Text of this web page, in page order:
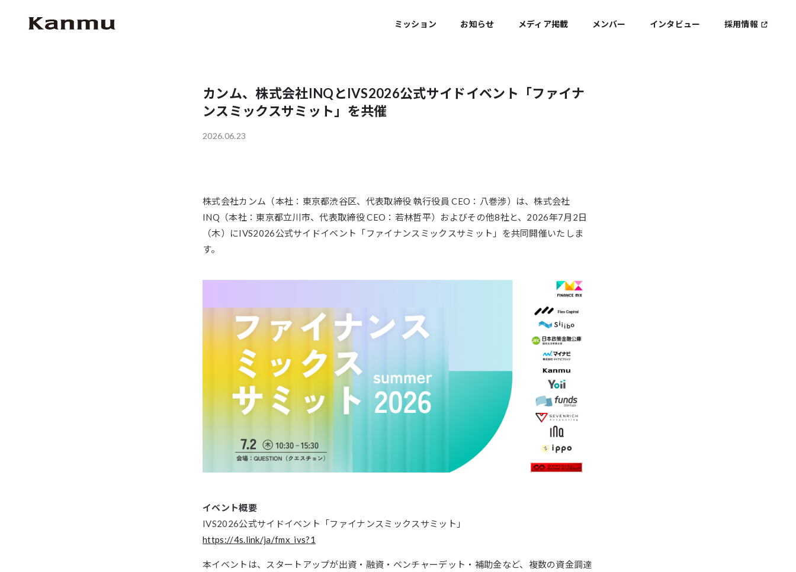
ミッション お知らせ メディア掲載 メンバー インタビュー 採用情報
カンム、株式会社INQとIVS2026公式サイドイベント「ファイナ
ンスミックスサミット」を共催
2026.06.23
株式会社カンム（本社：東京都渋谷区、代表取締役 執行役員 CEO：八巻渉）は、株式会社
INQ（本社：東京都立川市、代表取締役 CEO：若林哲平）およびその他8社と、2026年7月2日
（木）にIVS2026公式サイドイベント「ファイナンスミックスサミット」を共同開催いたしま
す。
イベント概要
IVS2026公式サイドイベント「ファイナンスミックスサミット」
https://4s.link/ja/fmx_ivs?1
本イベントは、スタートアップが出資・融資・ベンチャーデット・補助金など、複数の資金調達